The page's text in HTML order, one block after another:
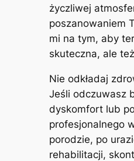
życzliwej
poszanowaniem
mi na tym, aby
skuteczna, ale
Nie odkładaj
Jeśli odczuwasz
dyskomfort lub
profesjonalnego
porodzie, po
rehabilitacji,